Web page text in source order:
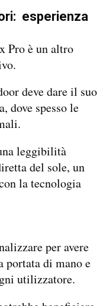
esperienza
Pro è un altro
deve dare il suo
dove spesso le
leggibilità
del sole, un
la tecnologia
per avere
portata di mano e
utilizzatore.